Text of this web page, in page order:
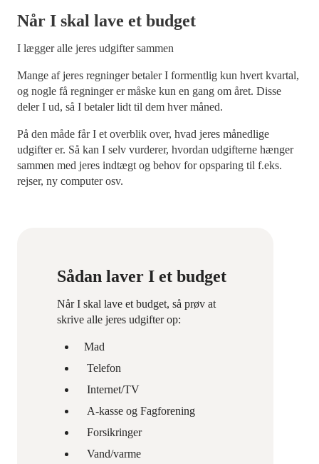
Når I skal lave et budget
I lægger alle jeres udgifter sammen
Mange af jeres regninger betaler I formentlig kun hvert kvartal,
og nogle få regninger er måske kun en gang om året. Disse
deler I ud, så I betaler lidt til dem hver måned.
På den måde får I et overblik over, hvad jeres månedlige
udgifter er. Så kan I selv vurderer, hvordan udgifterne hænger
sammen med jeres indtægt og behov for opsparing til f.eks.
rejser, ny computer osv.
Sådan laver I et budget
Når I skal lave et budget, så prøv at
skrive alle jeres udgifter op:
Mad
Telefon
Internet/TV
A-kasse og Fagforening
Forsikringer
Vand/varme